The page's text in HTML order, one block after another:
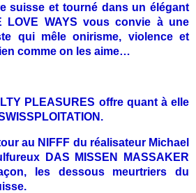
suisse et tourné dans un élégant
LOVE WAYS vous convie à une
qui mêle onirisme, violence et
comme on les aime…
PLEASURES offre quant à elle
au NIFFF du réalisateur Michael
DAS MISSEN MASSAKER
les dessous meurtriers du